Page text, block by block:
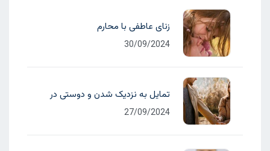
زنای عاطفی با محارم
30/09/2024
تمایل به نزدیک شدن و دوستی در
27/09/2024